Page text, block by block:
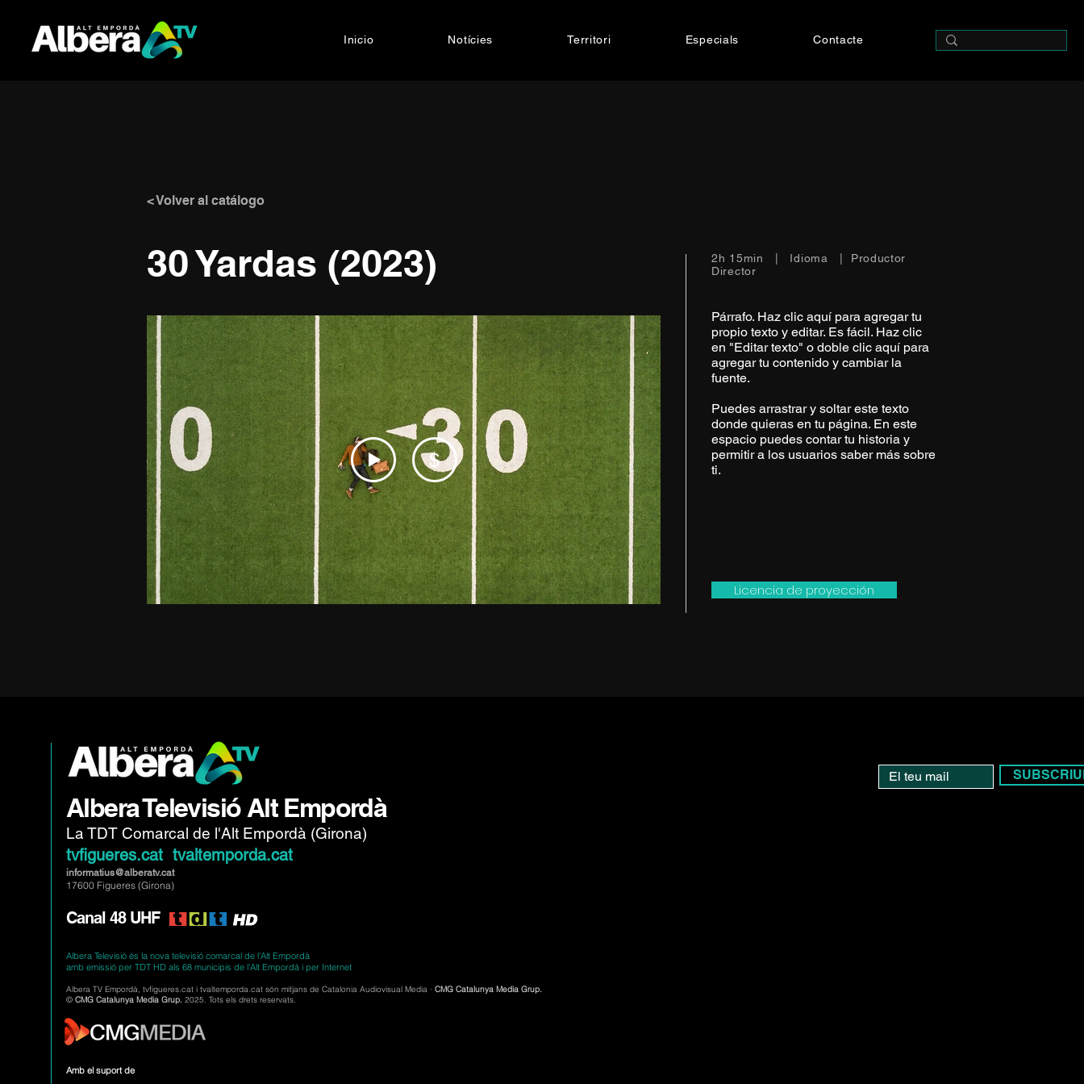
Inicio Notícies Territori Especials Contacte
< Volver al catálogo
30 Yardas (2023)
2h 15min | Idioma | Productor
Director
$
Párrafo. Haz clic aquí para agregar tu
propio texto y editar. Es fácil. Haz clic
en "Editar texto" o doble clic aquí para
agregar tu contenido y cambiar la
fuente.
Puedes arrastrar y soltar este texto
donde quieras en tu página. En este
espacio puedes contar tu historia y
permitir a los usuarios saber más sobre
ti.
Licencia de proyección
Albera Televisió Alt Empordà
La TDT Comarcal de l'Alt Empordà (Girona)
tvfigueres.cat tvaltemporda.cat
informatius@alberatv.cat
17600 Figueres (Girona)
Canal 48 UHF
Albera Televisió és la nova televisió comarcal de l'Alt Empordà
amb emissió per TDT HD als 68 municipis de l'Alt Empordà i per Internet
Albera TV Empordà, tvfigueres.cat i tvaltemporda.cat són mitjans de Catalonia Audiovisual Media · CMG Catalunya Media Grup.
© CMG Catalunya Media Grup. 2025. Tots els drets reservats.
Amb el suport de